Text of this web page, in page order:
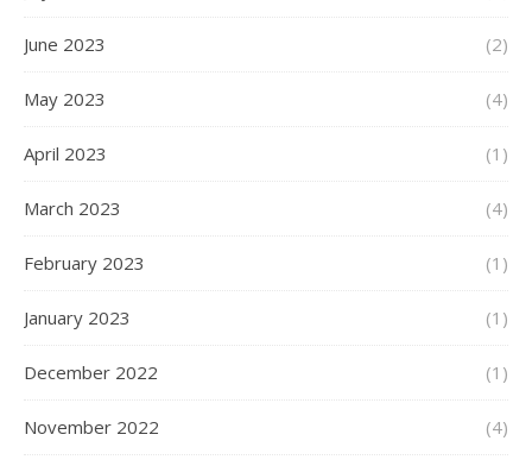
June 2023 (2)
May 2023 (4)
April 2023 (1)
March 2023 (4)
February 2023 (1)
January 2023 (1)
December 2022 (1)
November 2022 (4)